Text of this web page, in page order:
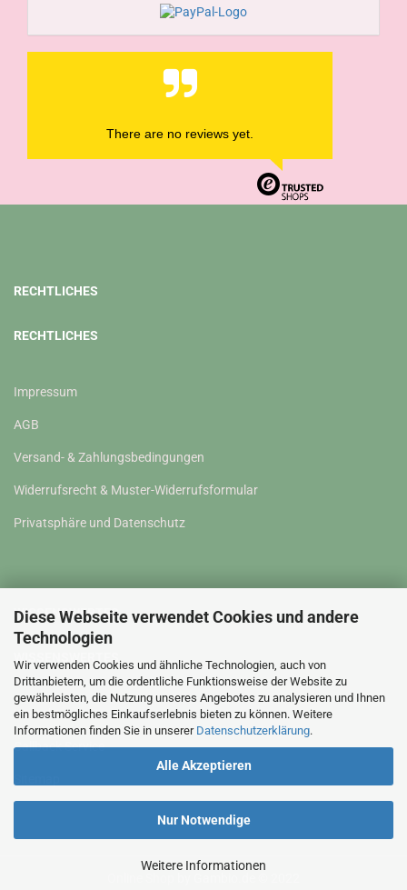
Diese Webseite verwendet Cookies und andere
Technologien
Wir verwenden Cookies und ähnliche Technologien, auch von
Drittanbietern, um die ordentliche Funktionsweise der Website zu
gewährleisten, die Nutzung unseres Angebotes zu analysieren und Ihnen
ein bestmögliches Einkaufserlebnis bieten zu können. Weitere
Informationen finden Sie in unserer Datenschutzerklärung.
Alle Akzeptieren
Nur Notwendige
Weitere Informationen
There are no reviews yet.
RECHTLICHES
RECHTLICHES
Impressum
AGB
Versand- & Zahlungsbedingungen
Widerrufsrecht & Muster-Widerrufsformular
Privatsphäre und Datenschutz
WISSENSWERTES
WISSENSWERTES
Kontakt
Callback Service